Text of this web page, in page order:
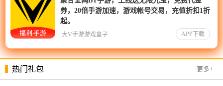
券，20倍手游加速，游戏帐号交易，充值折扣1折
起。
APP下载
大V手游游戏盒子
热门礼包 更多+